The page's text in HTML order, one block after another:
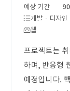
예상 기간
개발 · 디자인
웹
프로젝트는
하며, 반응형
예정입니다.